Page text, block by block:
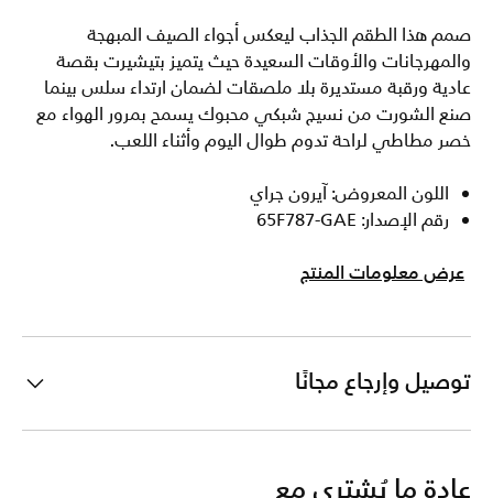
صمم هذا الطقم الجذاب ليعكس أجواء الصيف المبهجة
والمهرجانات والأوقات السعيدة حيث يتميز بتيشيرت بقصة
عادية ورقبة مستديرة بلا ملصقات لضمان ارتداء سلس بينما
صنع الشورت من نسيج شبكي محبوك يسمح بمرور الهواء مع
خصر مطاطي لراحة تدوم طوال اليوم وأثناء اللعب.
اللون المعروض: آيرون جراي
رقم الإصدار: 65F787-GAE
عرض معلومات المنتج
توصيل وإرجاع مجانًا